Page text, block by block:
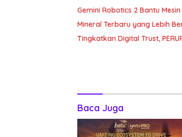
Gemini Robotics 2 Bantu
Mineral Terbaru yang Lebih
Tingkatkan Digital Trust,
Baca Juga